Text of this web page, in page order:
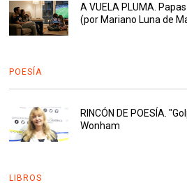
A VUELA PLUMA.
(por Mariano Luna de
POESÍA
RINCÓN DE POESÍA.
Wonham
LIBROS